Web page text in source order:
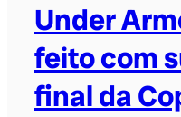
Under
feito com
final da